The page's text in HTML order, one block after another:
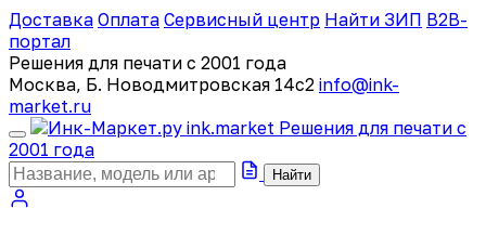
Доставка Оплата Сервисный центр Найти ЗИП B2B-
портал
Решения для печати с 2001 года
Москва, Б. Новодмитровская 14с2 info@ink-
market.ru
ink.market Решения для печати с
2001 года
Найти